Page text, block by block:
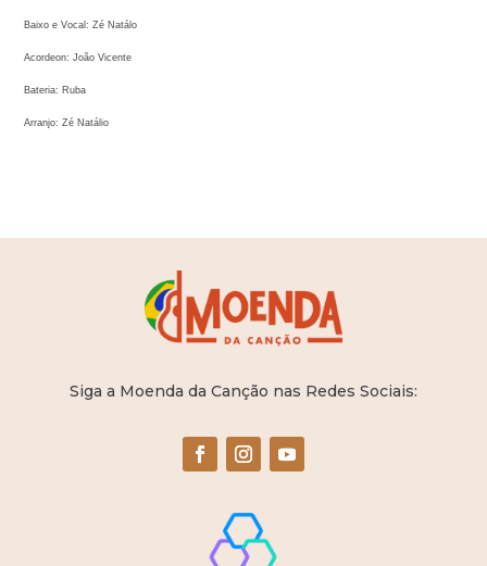
Baixo e Vocal: Zé Natálo
Acordeon: João Vicente
Bateria: Ruba
Arranjo: Zé Natálio
Siga a Moenda da Canção nas Redes Sociais: